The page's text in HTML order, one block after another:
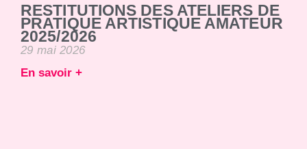
RESTITUTIONS DES ATELIERS DE
PRATIQUE ARTISTIQUE AMATEUR
2025/2026
29 mai 2026
En savoir +